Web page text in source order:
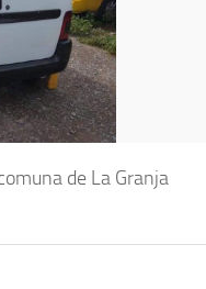
de La Granja